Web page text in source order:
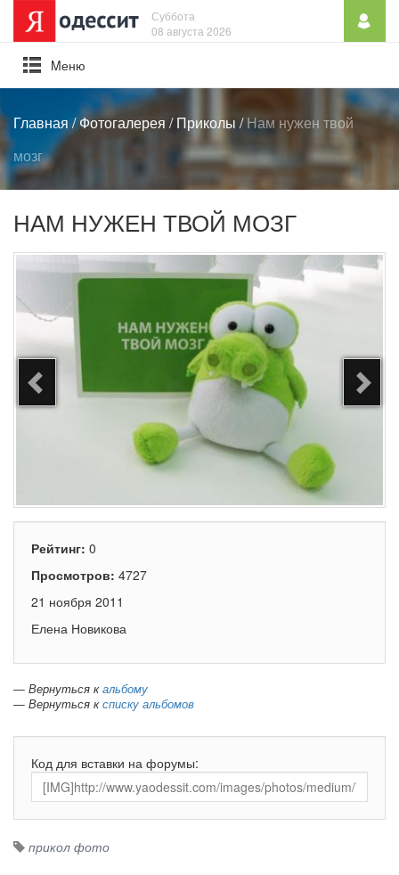
Суббота
08 августа 2026
Mеню
Главная/Фотогалерея /Приколы /Нам нужен твой
мозг
НАМ НУЖЕН ТВОЙ МОЗГ
Рейтинг: 0
Просмотров: 4727
21 ноября 2011
Елена Новикова
— Вернуться кальбому
— Вернуться ксписку альбомов
Код для вставки на форумы:
прикол фото